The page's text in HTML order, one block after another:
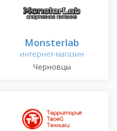
Monsterlab
интернет-магазин
Черновцы